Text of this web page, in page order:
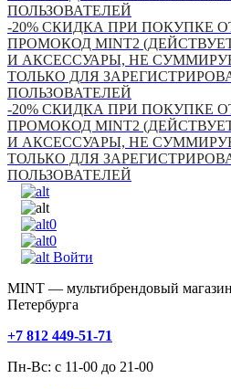
ПОЛЬЗОВАТЕЛЕЙ
-20% СКИДКА ПРИ ПОКУПКЕ
ПРОМОКОД MINT2
И АКСЕССУАРЫ, НЕ
ТОЛЬКО ДЛЯ
ПОЛЬЗОВАТЕЛЕЙ
-20% СКИДКА ПРИ ПОКУПКЕ
ПРОМОКОД MINT2
И АКСЕССУАРЫ, НЕ
ТОЛЬКО ДЛЯ
ПОЛЬЗОВАТЕЛЕЙ
0
0
Войти
MINT — мультибрендовый
Петербурга
+7 812 449-51-71
Пн-Вс: с 11-00 до 21-00